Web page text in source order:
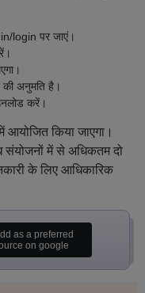
login पर जाएं।
की अनुमति है।
करें।
किया जाएगा।
संयोजनों में से अधिकतम दो
के लिए आधिकारिक
as a preferred
on google